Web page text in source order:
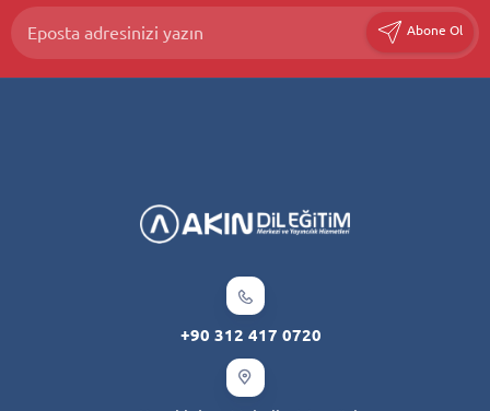
Abone Ol
+90 312 417 0720